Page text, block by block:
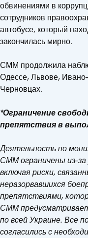
обвинениями в
сотрудников
автобусе, который
закончилась мирно.
СММ продолжила
Одессе, Львове,
Черновцах.
*Ограничение
препятствия в
Деятельность по
СММ ограничены из–за
включая риски,
неразорвавшихся
препятствиями,
СММ
по всей Украине. Все
согласились с